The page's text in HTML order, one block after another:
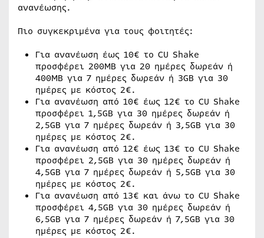
ανανέωσης.
Πιο συγκεκριμένα για τους φοιτητές:
Για ανανέωση έως 10€ το CU Shake
προσφέρει 200MB για 20 ημέρες δωρεάν ή
400MB για 7 ημέρες δωρεάν ή 3GB για 30
ημέρες με κόστος 2€.
Για ανανέωση από 10€ έως 12€ το CU Shake
προσφέρει 1,5GB για 30 ημέρες δωρεάν ή
2,5GB για 7 ημέρες δωρεάν ή 3,5GB για 30
ημέρες με κόστος 2€.
Για ανανέωση από 12€ έως 13€ το CU Shake
προσφέρει 2,5GB για 30 ημέρες δωρεάν ή
4,5GB για 7 ημέρες δωρεάν ή 5,5GB για 30
ημέρες με κόστος 2€.
Για ανανέωση από 13€ και άνω το CU Shake
προσφέρει 4,5GB για 30 ημέρες δωρεάν ή
6,5GB για 7 ημέρες δωρεάν ή 7,5GB για 30
ημέρες με κόστος 2€.